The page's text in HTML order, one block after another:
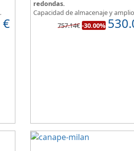
€
redondas.
Capacidad de almacenaje y amplio
catálogo de tapicerias a elegir,
crear un canape a nuestro gusto.
757.14€ -30.00%